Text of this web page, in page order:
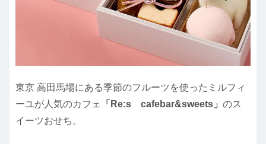
東京 高田馬場にある季節のフルーツを使ったミルフィ
ーユが人気のカフェ
「Re:s cafebar&sweets」 のス
イーツおせち。